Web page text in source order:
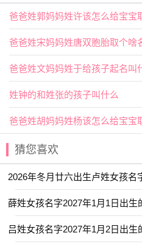
文姓宝宝取名热
【云晏】 【临夏】 【净秋
【冬瑶】 【于渊】 【乐诗
【冰洋】 【以晗】 【仕
【伽茵】 【元清】 【与夏
【其晟】 【乐淳】 【佩娴
【书娴】 【优艺】 【云
【凌栩】 【之学】 【初元
【书语】 【一棠】 【凯弈
爸爸姓郭妈妈姓许该怎么给宝宝
爸爸姓宋妈妈姓唐双胞胎取个啥
爸爸姓文妈妈姓于给孩子起名叫
姓钟的和姓张的孩子叫什么
爸爸姓胡妈妈姓杨该怎么给宝宝
猜您喜欢
2026年冬月廿六出生卢姓女孩名
薛姓女孩名字2027年1月1日出生
吕姓女孩名字2027年1月2日出生